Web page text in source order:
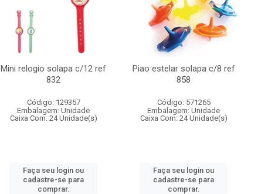
Mini relogio solapa c/12 ref
832
Código: 129357
Embalagem: Unidade
Caixa Com: 24 Unidade(s)
Faça seu login ou
cadastre-se para
comprar.
Piao estelar solapa c/8 ref
858
Código: 571265
Embalagem: Unidade
Caixa Com: 24 Unidade(s)
Faça seu login ou
cadastre-se para
comprar.